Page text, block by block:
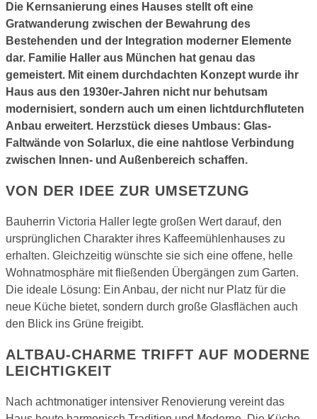
Die Kernsanierung eines Hauses stellt oft eine
Gratwanderung zwischen der Bewahrung des
Bestehenden und der Integration moderner Elemente
dar. Familie Haller aus München hat genau das
gemeistert. Mit einem durchdachten Konzept wurde ihr
Haus aus den 1930er-Jahren nicht nur behutsam
modernisiert, sondern auch um einen lichtdurchfluteten
Anbau erweitert. Herzstück dieses Umbaus: Glas-
Faltwände von Solarlux, die eine nahtlose Verbindung
zwischen Innen- und Außenbereich schaffen.
VON DER IDEE ZUR UMSETZUNG
Bauherrin Victoria Haller legte großen Wert darauf, den
ursprünglichen Charakter ihres Kaffeemühlenhauses zu
erhalten. Gleichzeitig wünschte sie sich eine offene, helle
Wohnatmosphäre mit fließenden Übergängen zum Garten.
Die ideale Lösung: Ein Anbau, der nicht nur Platz für die
neue Küche bietet, sondern durch große Glasflächen auch
den Blick ins Grüne freigibt.
ALTBAU-CHARME TRIFFT AUF MODERNE
LEICHTIGKEIT
Nach achtmonatiger intensiver Renovierung vereint das